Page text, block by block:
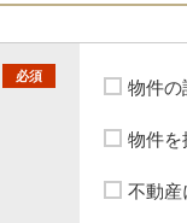
必須
物件の
物件を
不動産